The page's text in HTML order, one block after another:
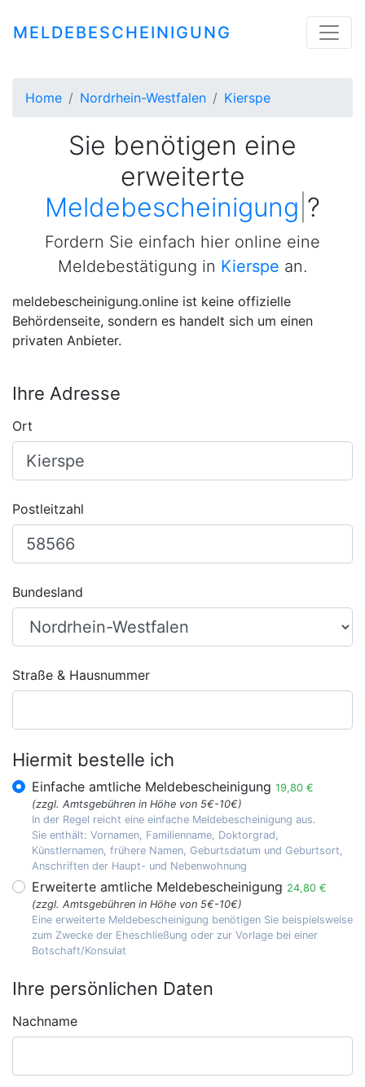
MELDEBESCHEINIGUNG
Home Nordrhein-Westfalen Kierspe
Sie benötigen eine
erweiterte
Meldebescheinigung ?
Fordern Sie einfach hier online eine
Meldebestätigung in Kierspe an.
meldebescheinigung.online ist keine offizielle
Behördenseite, sondern es handelt sich um einen
privaten Anbieter.
Ihre Adresse
Ort
Postleitzahl
Bundesland
Straße & Hausnummer
Hiermit bestelle ich
Einfache amtliche Meldebescheinigung 19,80 €
(zzgl. Amtsgebühren in Höhe von 5€-10€)
In der Regel reicht eine einfache Meldebescheinigung aus.
Sie enthält: Vornamen, Familienname, Doktorgrad,
Künstlernamen, frühere Namen, Geburtsdatum und Geburtsort,
Anschriften der Haupt- und Nebenwohnung
Erweiterte amtliche Meldebescheinigung 24,80 €
(zzgl. Amtsgebühren in Höhe von 5€-10€)
Eine erweiterte Meldebescheinigung benötigen Sie beispielsweise
zum Zwecke der Eheschließung oder zur Vorlage bei einer
Botschaft/Konsulat
Ihre persönlichen Daten
Nachname